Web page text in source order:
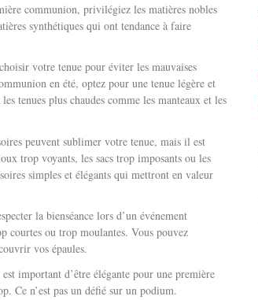
communion, privilégiez les matières nobles
synthétiques qui ont tendance à faire
votre tenue pour éviter les mauvaises
en été, optez pour une tenue légère et
tenues plus chaudes comme les manteaux et les
peuvent sublimer votre tenue, mais il est
trop voyants, les sacs trop imposants ou les
simples et élégants qui mettront en valeur
la bienséance lors d’un événement
courtes ou trop moulantes. Vous pouvez
vos épaules.
important d’être élégante pour une première
Ce n’est pas un défié sur un podium.